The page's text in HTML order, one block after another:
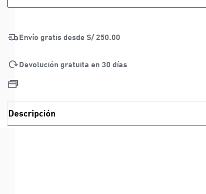
Envío gratis desde S/ 250.00
Devolución gratuita en 30 días
Descripción